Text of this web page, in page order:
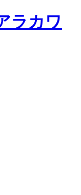
ラカワ